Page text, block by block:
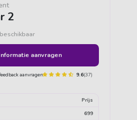
2
aanvragen
9.6(37)
Prijs
699